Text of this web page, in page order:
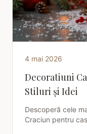
4 mai 2026
Decoratiuni
Stiluri și Idei
Descoperă cele
Craciun pentru